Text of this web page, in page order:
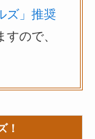
ズ」推奨
ので、
！